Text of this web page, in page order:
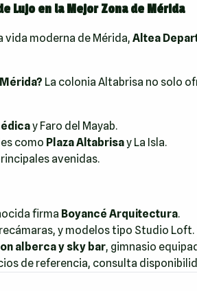
Lujo en la Mejor Zona de Mérida
moderna de Mérida, Altea
La colonia Altabrisa no solo
y Faro del Mayab.
como Plaza Altabrisay La Isla.
avenidas.
firma Boyancé Arquitectura.
y modelos tipo Studio Loft.
alberca y sky bar, gimnasio
de referencia, consulta